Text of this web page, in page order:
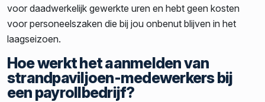
voor daadwerkelijk gewerkte uren en hebt geen kosten
voor personeelszaken die bij jou onbenut blijven in het
laagseizoen.
Hoe werkt het aanmelden van
strandpaviljoen-medewerkers bij
een payrollbedrijf?